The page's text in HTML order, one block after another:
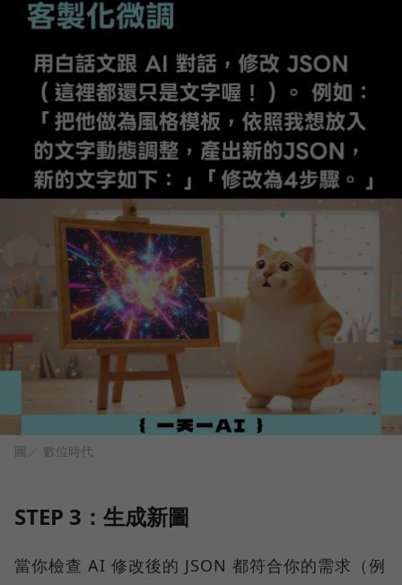
圖／ 數位時代
STEP 3：生成新圖
當你檢查 AI 修改後的 JSON 都符合你的需求（例